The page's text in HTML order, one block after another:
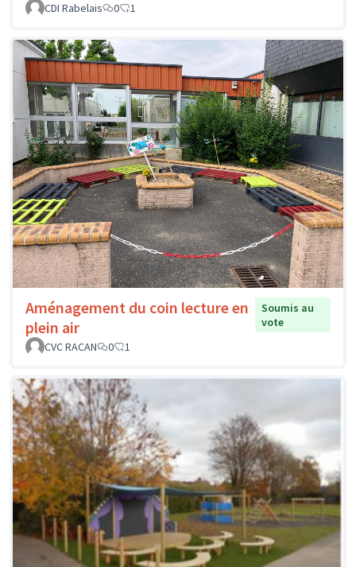
CDI Rabelais
0 1
Aménagement du coin lecture en
plein air
Soumis au
vote
CVC RACAN
0 1